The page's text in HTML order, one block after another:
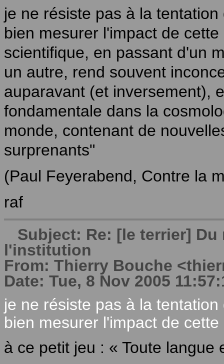
je ne résiste pas à la
bien mesurer l'impact de
scientifique, en passant d'un
un autre, rend souvent
auparavant (et inversement),
fondamentale dans la
monde, contenant de
surprenants"
(Paul Feyerabend, Contre la
raf
Subject: Re: [le terrier]
l'institution
From: Thierry Bouche
Date: Tue, 8 Nov 2005
je ne résiste pas à la
bien mesurer l'impact de
à ce petit jeu : « Toute langue